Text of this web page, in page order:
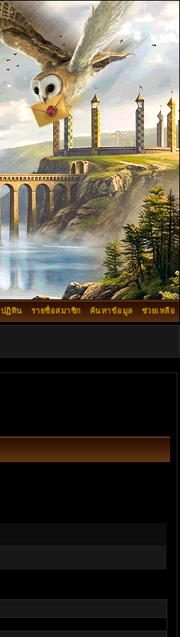
ช่วยเหลือ
ค้นหาข้อมูล
รายชื่อสมาชิก
ปฏิทิน